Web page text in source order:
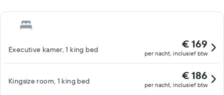
Executive kamer, 1 king bed € 169
per nacht, inclusief btw
Kingsize room, 1 king bed € 186
per nacht, inclusief btw